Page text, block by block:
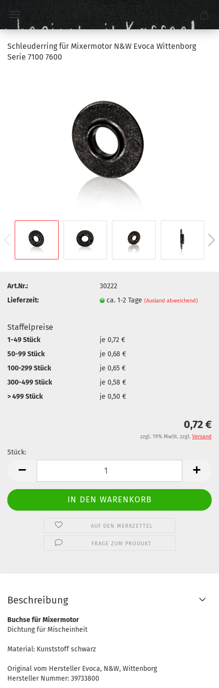
Schleuderring für Mixermotor N&W Evoca Wittenborg
Serie 7100 7600
Art.Nr.:
30222
Lieferzeit:
ca. 1-2 Tage(Ausland abweichend)
Staffelpreise
1-49 Stück
je 0,72 €
50-99 Stück
je 0,68 €
100-299 Stück
je 0,65 €
300-499 Stück
je 0,58 €
> 499 Stück
je 0,50 €
0,72 €
zzgl. 19% MwSt. zzgl. Versand
Stück:
AUF DEN MERKZETTEL
FRAGE ZUM PRODUKT
Beschreibung
Buchse für Mixermotor
Dichtung für Mischeinheit
Material: Kunststoff schwarz
Original vom Hersteller Evoca, N&W, Wittenborg
Hersteller Nummer: 39733800